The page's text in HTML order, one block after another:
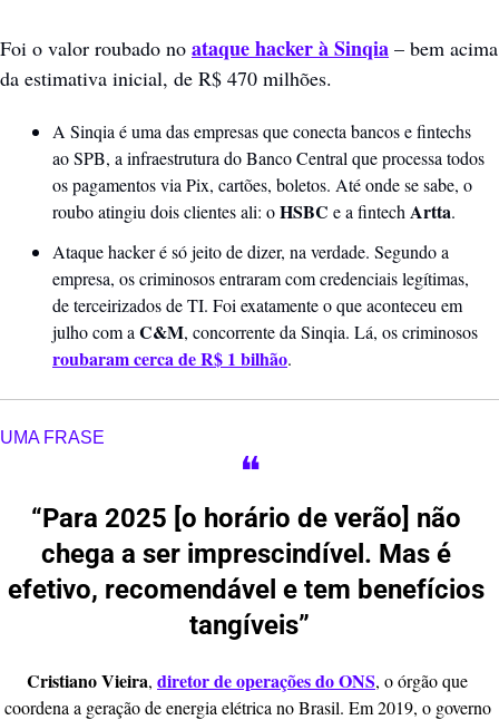
Foi o valor roubado no ataque hacker à Sinqia – bem acima
da estimativa inicial, de R$ 470 milhões.
A Sinqia é uma das empresas que conecta bancos e fintechs
ao SPB, a infraestrutura do Banco Central que processa todos
os pagamentos via Pix, cartões, boletos. Até onde se sabe, o
roubo atingiu dois clientes ali: o HSBC e a fintech Artta.
Ataque hacker é só jeito de dizer, na verdade. Segundo a
empresa, os criminosos entraram com credenciais legítimas,
de terceirizados de TI. Foi exatamente o que aconteceu em
julho com a C&M
roubaram cerca de R$ 1 bilhão.
UMA FRASE
❝
“Para 2025 [o horário de verão] não
chega a ser imprescindível. Mas é
efetivo, recomendável e tem benefícios
tangíveis”
Cristiano Vieira, diretor de operações do ONS, o órgão que
coordena a geração de energia elétrica no Brasil. Em 2019, o governo